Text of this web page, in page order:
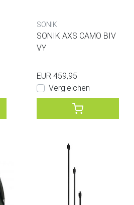
SONIK
SONIK AXS CAMO BIV
VY
EUR 459,95
Vergleichen